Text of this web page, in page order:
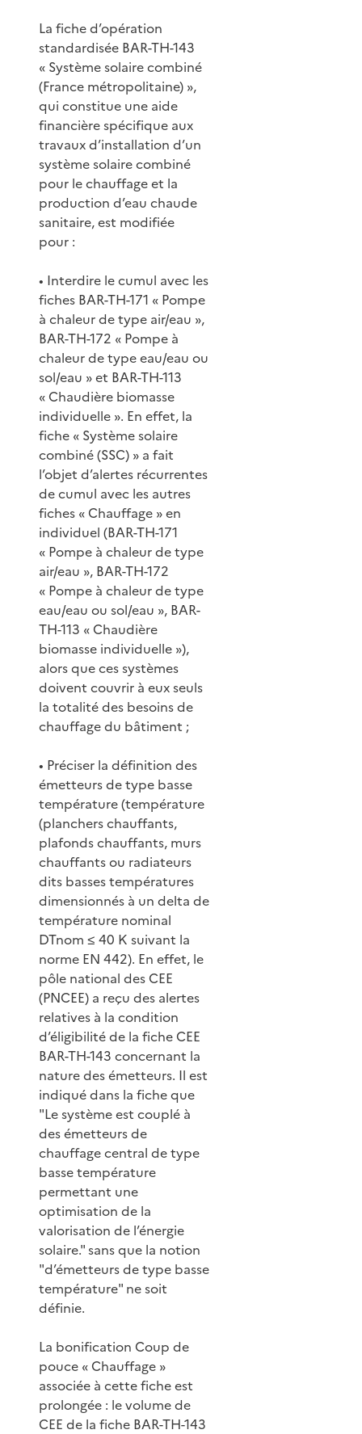
La fiche d’opération
standardisée BAR-TH-143
« Système solaire combiné
(France métropolitaine) »,
qui constitue une aide
financière spécifique aux
travaux d’installation d’un
système solaire combiné
pour le chauffage et la
production d’eau chaude
sanitaire, est modifiée
pour :
• Interdire le cumul avec les
fiches BAR-TH-171 « Pompe
à chaleur de type air/eau »,
BAR-TH-172 « Pompe à
chaleur de type eau/eau ou
sol/eau » et BAR-TH-113
« Chaudière biomasse
individuelle ». En effet, la
fiche « Système solaire
combiné (SSC) » a fait
l’objet d’alertes récurrentes
de cumul avec les autres
fiches « Chauffage » en
individuel (BAR-TH-171
« Pompe à chaleur de type
air/eau », BAR-TH-172
« Pompe à chaleur de type
eau/eau ou sol/eau », BAR-
TH-113 « Chaudière
biomasse individuelle »),
alors que ces systèmes
doivent couvrir à eux seuls
la totalité des besoins de
chauffage du bâtiment ;
• Préciser la définition des
émetteurs de type basse
température (température
(planchers chauffants,
plafonds chauffants, murs
chauffants ou radiateurs
dits basses températures
dimensionnés à un delta de
température nominal
DTnom ≤ 40 K suivant la
norme EN 442). En effet, le
pôle national des CEE
(PNCEE) a reçu des alertes
relatives à la condition
d’éligibilité de la fiche CEE
BAR-TH-143 concernant la
nature des émetteurs. Il est
indiqué dans la fiche que
"Le système est couplé à
des émetteurs de
chauffage central de type
basse température
permettant une
optimisation de la
valorisation de l’énergie
solaire." sans que la notion
"d’émetteurs de type basse
température" ne soit
définie.
La bonification Coup de
pouce « Chauffage »
associée à cette fiche est
prolongée : le volume de
CEE de la fiche BAR-TH-143